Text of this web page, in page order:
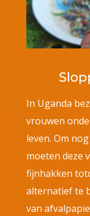
In Uganda
vrouwen
leven. Om
moeten deze
fijnhakken
alternatief te
van